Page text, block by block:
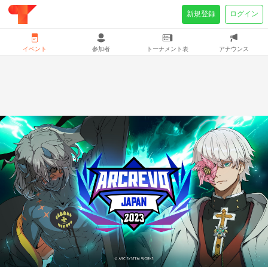
イベント 参加者 トーナメント表 アナウンス
新規登録 ログイン